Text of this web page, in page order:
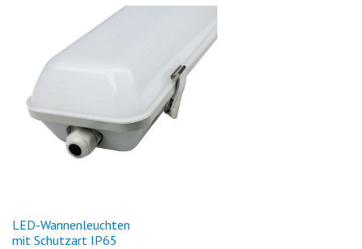
LED-Wannenleuchten
mit Schutzart IP65